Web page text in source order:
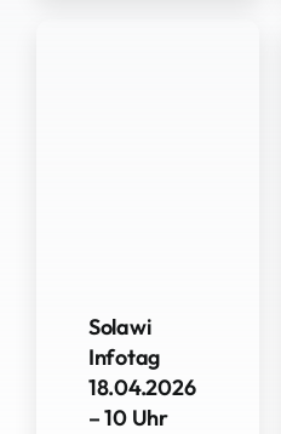
Solawi
Infotag
18.04.2026
– 10 Uhr